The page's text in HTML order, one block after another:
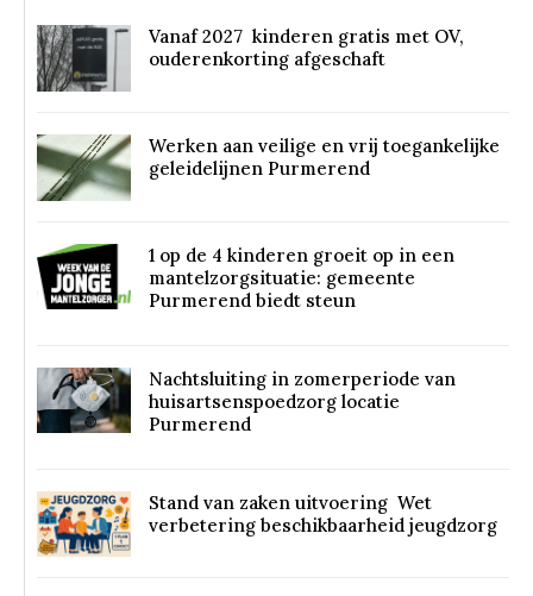
Vanaf 2027 kinderen gratis met OV,
ouderenkorting afgeschaft
Werken aan veilige en vrij toegankelijke
geleidelijnen Purmerend
1 op de 4 kinderen groeit op in een
mantelzorgsituatie: gemeente
Purmerend biedt steun
Nachtsluiting in zomerperiode van
huisartsenspoedzorg locatie
Purmerend
Stand van zaken uitvoering Wet
verbetering beschikbaarheid jeugdzorg